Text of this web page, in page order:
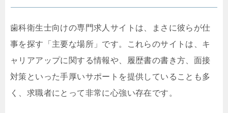
歯科衛生士向けの専門求人サイトは、まさに彼らが仕
事を探す「主要な場所」です。これらのサイトは、キ
ャリアアップに関する情報や、履歴書の書き方、面接
対策といった手厚いサポートを提供していることも多
く、求職者にとって非常に心強い存在です。